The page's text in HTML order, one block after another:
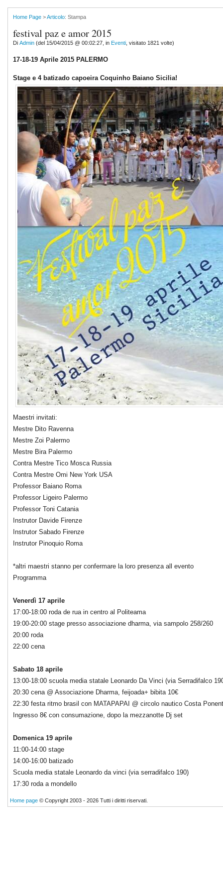
Home Page >Articolo: Stampa
festival paz e amor 2015
Di Admin (del 15/04/2015 @ 00:02:27, in Eventi , visitato 1821 volte)
17-18-19 Aprile 2015 PALERMO
Stage e 4 batizado capoeira Coquinho Baiano Sicilia!
Maestri invitati:
Mestre Dito Ravenna
Mestre Zoi Palermo
Mestre Bira Palermo
Contra Mestre Tico Mosca Russia
Contra Mestre Omi New York USA
Professor Baiano Roma
Professor Ligeiro Palermo
Professor Toni Catania
Instrutor Davide Firenze
Instrutor Sabado Firenze
Instrutor Pinoquio Roma
*altri maestri stanno per confermare la loro presenza all evento
Programma
Venerdì 17 aprile
17:00-18:00 roda de rua in centro al Politeama
19:00-20:00 stage presso associazione dharma, via sampolo 258/260
20:00 roda
22:00 cena
Sabato 18 aprile
13:00-18:00 scuola media statale Leonardo Da Vinci (via Serradifalco
20:30 cena @ Associazione Dharma, feijoada+ bibita 10€
22:30 festa ritmo brasil con MATAPAPAI @ circolo nautico Costa
Ingresso 8€ con consumazione, dopo la mezzanotte Dj set
Domenica 19 aprile
11:00-14:00 stage
14:00-16:00 batizado
Scuola media statale Leonardo da vinci (via serradifalco 190)
17:30 roda a mondello
Home page © Copyright 2003 - 2026 Tutti i diritti riservati.